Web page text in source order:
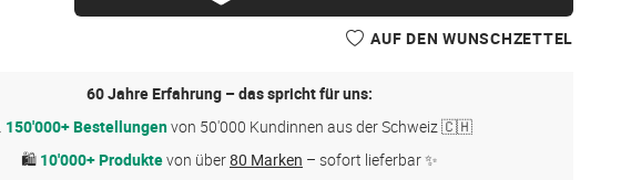
AUF DEN WUNSCHZETTEL
60 Jahre Erfahrung – das spricht für uns:
150'000+ Bestellungenvon 50'000 Kundinnen aus der Schweiz 🇨🇭
🛍 10'000+ Produktevon über80 Marken – sofort lieferbar ✨